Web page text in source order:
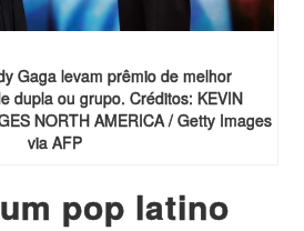
Gaga levam prêmio de melhor
dupla ou grupo. Créditos: KEVIN
NORTH AMERICA / Getty Images
via AFP
pop latino